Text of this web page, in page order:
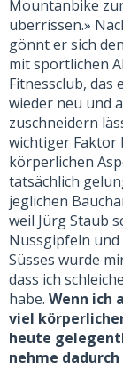
Mountanbike
überrissen.»
gönnt er sich
mit sportlichen
Fitnessclub, das
wieder neu und
zuschneidern
wichtiger Faktor
körperlichen
tatsächlich
jeglichen
weil Jürg Staub
Nussgipfeln und
Süsses wurde
dass ich
habe. Wenn ich
viel
heute
nehme